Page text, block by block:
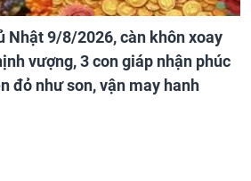
Nhật 9/8/2026, càn khôn xoay
vượng, 3 con giáp nhận phúc
đỏ như son, vận may hanh